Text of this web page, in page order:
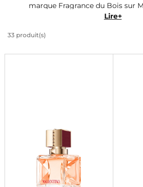
marque Fragrance du Bois sur
fragrances envoûtantes et
votre signature olfactive parmi
Lire+
33 produit(s)